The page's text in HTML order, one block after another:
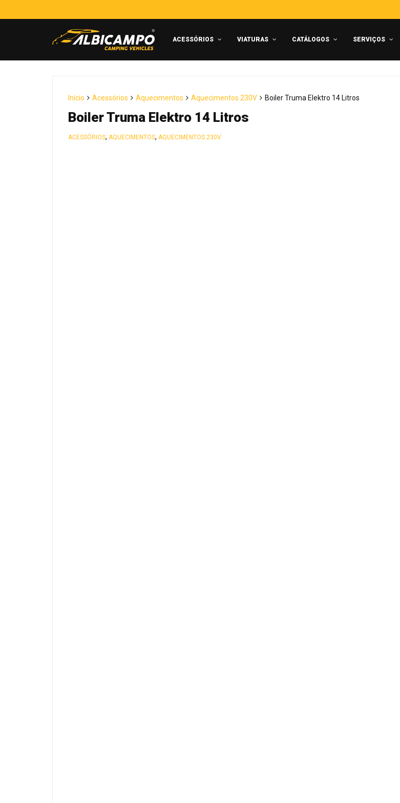
ACESSÓRIOS VIATURAS CATÁLOGOS SERVIÇOS
Início Acessórios Aquecimentos Aquecimentos 230V Boiler Truma Elektro 14 Litros
Boiler Truma Elektro 14 Litros
ACESSÓRIOS, AQUECIMENTOS, AQUECIMENTOS 230V